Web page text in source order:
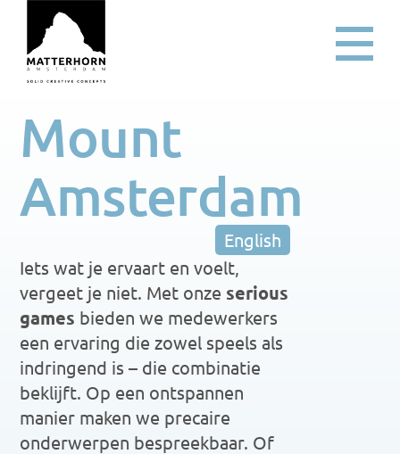
Mount
Amsterdam
English
Iets wat je ervaart en voelt,
vergeet je niet. Met onze serious
games bieden we medewerkers
een ervaring die zowel speels als
indringend is – die combinatie
beklijft. Op een ontspannen
manier maken we precaire
onderwerpen bespreekbaar. Of